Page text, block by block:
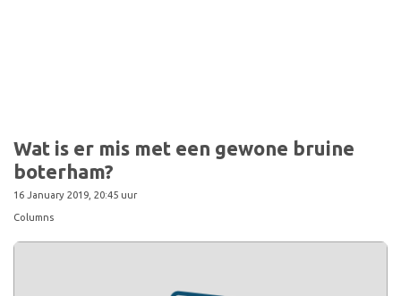
Wat is er mis met een gewone bruine
boterham?
16 January 2019, 20:45 uur
Columns